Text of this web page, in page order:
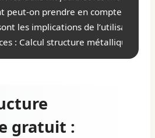
peut-on prendre en compte de
les implications de l’utilisation
: Calcul structure métallique
gratuit :